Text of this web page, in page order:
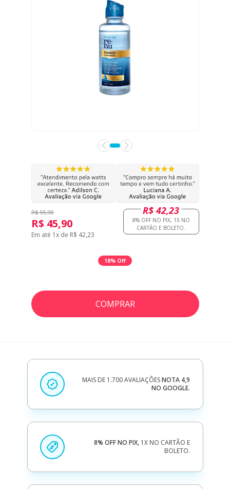
R$ 55,90
R$ 45,90
Em até 1x de R$ 42,23
R$ 42,23
18% Off
COMPRAR
MAIS DE 1.700 AVALIAÇÕESNOTA 4,9
NO GOOGLE.
8% OFF NO PIX, 1X NO CARTÃO E
BOLETO.